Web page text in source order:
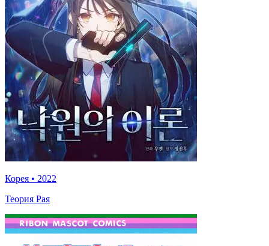
Корея • 2022
Теория Рая